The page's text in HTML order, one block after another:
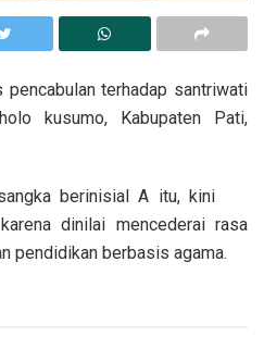
pencabulan terhadap santriwati
kusumo, Kabupaten Pati,
berinisial A itu, kini
dinilai mencederai rasa
pendidikan berbasis agama.